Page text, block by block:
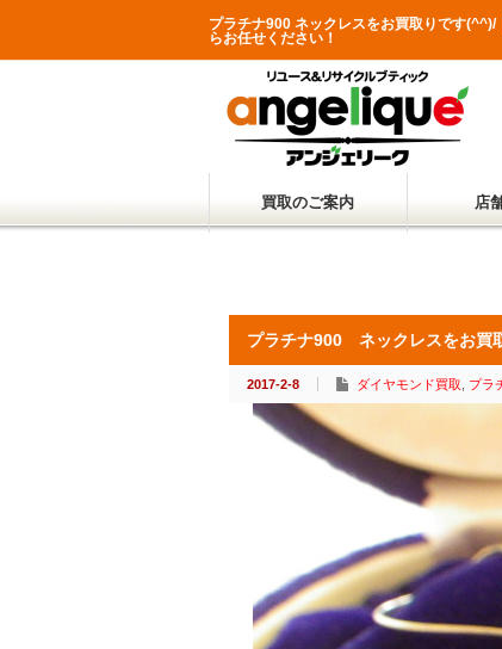
プラチナ900 ネックレスをお買取りです
らお任せください！
買取のご案内 店
プラチナ900 ネックレスをお買
2017-2-8 ダイヤモンド買取 プラ